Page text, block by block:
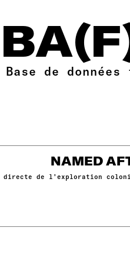
Base de
NAMED
directe de l’exploration